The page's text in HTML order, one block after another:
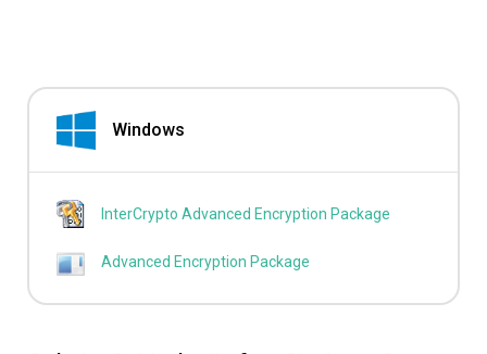
Windows
InterCrypto Advanced Encryption Package
Advanced Encryption Package